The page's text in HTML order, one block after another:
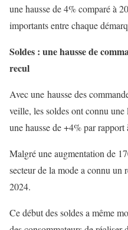
une hausse de 4% comparé à
importants entre chaque
Soldes : une hausse de
recul
Avec une hausse des
veille, les soldes ont connu
une hausse de +4% par rapport
Malgré une augmentation de
secteur de la mode a connu un
2024.
Ce début des soldes a même